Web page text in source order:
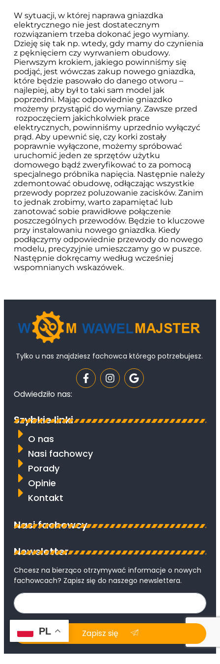
W sytuacji, w której naprawa gniazdka
elektrycznego nie jest dostatecznym
rozwiązaniem trzeba dokonać jego wymiany.
Dzieję się tak np. wtedy, gdy mamy do czynienia
z pęknięciem czy wyrwaniem obudowy.
Pierwszym krokiem, jakiego powinniśmy się
podjąć, jest wówczas zakup nowego gniazdka,
które będzie pasowało do danego otworu –
najlepiej, aby był to taki sam model jak
poprzedni. Mając odpowiednie gniazdko
możemy przystąpić do wymiany. Zawsze przed
rozpoczęciem jakichkolwiek prace
elektrycznych, powinniśmy uprzednio wyłączyć
prąd. Aby upewnić się, czy korki zostały
poprawnie wyłączone, możemy spróbować
uruchomić jeden ze sprzętów użytku
domowego bądź zweryfikować to za pomocą
specjalnego próbnika napięcia. Następnie należy
zdemontować obudowę, odłączając wszystkie
przewody poprzez poluzowanie zacisków. Zanim
to jednak zrobimy, warto zapamiętać lub
zanotować sobie prawidłowe połączenie
poszczególnych przewodów. Będzie to kluczowe
przy instalowaniu nowego gniazdka. Kiedy
podłączymy odpowiednie przewody do nowego
modelu, precyzyjnie umieszczamy go w puszce.
Następnie dokręcamy według wcześniej
wspomnianych wskazówek.
Tylko u nas znajdziesz fachowca którego potrzebujesz.
Odwiedziło nas:
Szybkie linki
O nas
Nasi fachowcy
Porady
Opinie
Kontakt
Nasi fachowcy
Newsletter
Chcesz na bierząco otrzymywać informacje o nowych
fachowcach? Zapisz się do naszego newslettera.
Zapisz się
PL